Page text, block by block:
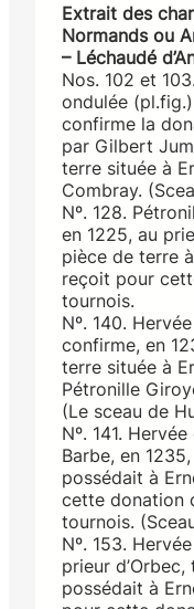
Extrait des
Normands ou
– Léchaudé
Nos. 102 et
ondulée
confirme la
par Gilbert
terre située à
Combray.
Nº. 128.
en 1225, au
pièce de terre
reçoit pour
tournois.
Nº. 140.
confirme, en
terre située à
Pétronille
(Le sceau de
Nº. 141.
Barbe, en
possédait à
cette donation
tournois.
Nº. 153.
prieur
possédait à